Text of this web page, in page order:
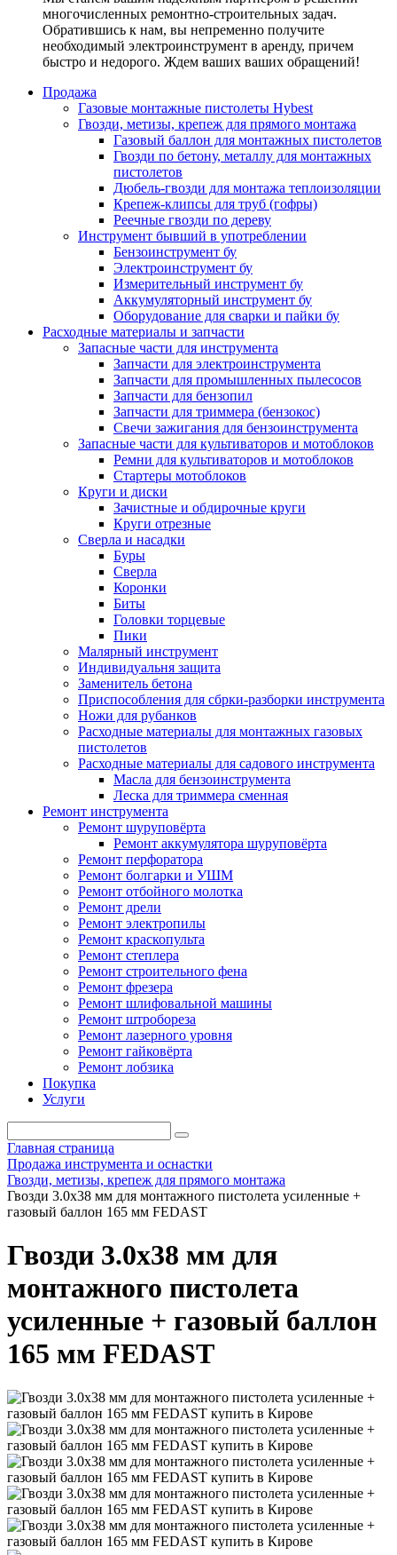
многочисленных ремонтно-строительных задач.
Обратившись к нам, вы непременно получите
необходимый электроинструмент в аренду, причем
быстро и недорого. Ждем ваших ваших обращений!
Продажа
Газовые монтажные пистолеты Hybest
Гвозди, метизы, крепеж для прямого монтажа
Газовый баллон для монтажных пистолетов
Гвозди по бетону, металлу для монтажных
пистолетов
Дюбель-гвозди для монтажа теплоизоляции
Крепеж-клипсы для труб (гофры)
Реечные гвозди по дереву
Инструмент бывший в употреблении
Бензоинструмент бу
Электроинструмент бу
Измерительный инструмент бу
Аккумуляторный инструмент бу
Оборудование для сварки и пайки бу
Расходные материалы и запчасти
Запасные части для инструмента
Запчасти для электроинструмента
Запчасти для промышленных пылесосов
Запчасти для бензопил
Запчасти для триммера (бензокос)
Свечи зажигания для бензоинструмента
Запасные части для культиваторов и мотоблоков
Ремни для культиваторов и мотоблоков
Стартеры мотоблоков
Круги и диски
Зачистные и обдирочные круги
Круги отрезные
Сверла и насадки
Буры
Сверла
Коронки
Биты
Головки торцевые
Пики
Малярный инструмент
Индивидуальня защита
Заменитель бетона
Приспособления для сбрки-разборки инструмента
Ножи для рубанков
Расходные материалы для монтажных газовых
пистолетов
Расходные материалы для садового инструмента
Масла для бензоинструмента
Леска для триммера сменная
Ремонт инструмента
Ремонт шуруповёрта
Ремонт аккумулятора шуруповёрта
Ремонт перфоратора
Ремонт болгарки и УШМ
Ремонт отбойного молотка
Ремонт дрели
Ремонт электропилы
Ремонт краскопульта
Ремонт степлера
Ремонт строительного фена
Ремонт фрезера
Ремонт шлифовальной машины
Ремонт штробореза
Ремонт лазерного уровня
Ремонт гайковёрта
Ремонт лобзика
Покупка
Услуги
Главная страница
Продажа инструмента и оснастки
Гвозди, метизы, крепеж для прямого монтажа
Гвозди 3.0x38 мм для монтажного пистолета усиленные +
газовый баллон 165 мм FEDAST
Гвозди 3.0x38 мм для
монтажного пистолета
усиленные + газовый баллон
165 мм FEDAST